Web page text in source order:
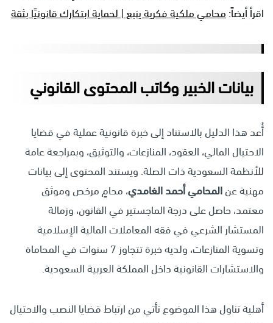
اقرأ أيضاً:محامي ملكية فكرية ينبع | لحماية ابتكارك قانونيًا بثقة
بيانات الخبير وكاتب المحتوى القانوني
أُعد هذا الدليل بالاستناد إلى خبرة قانونية عملية في قضايا
الاحتيال المالي، العقود، المنازعات، والتوثيق، وبمراجعة عامة
للأنظمة السعودية ذات الصلة. ويستند المحتوى إلى بيانات
مهنية عنالمحامي أحمد الغامدي، محامٍ مرخص وموثق
معتمد، حاصل على درجة الماجستير في القانون، وزمالة
المستشار الشرعي في فقه المعاملات المالية الإسلامية
وتسوية المنازعات، ولديه خبرة تتجاوز 7 سنوات في المحاماة
والاستشارات القانونية داخل المملكة العربية السعودية.
أهلية تناول هذا الموضوع تأتي من ارتباط قضايا النصب والاحتيال